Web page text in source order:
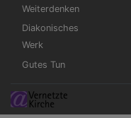
Weiterdenken
Diakonisches
Werk
Gutes Tun